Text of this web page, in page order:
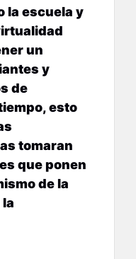
la escuela y
un
y
de
esto
tomaran
que ponen
de la